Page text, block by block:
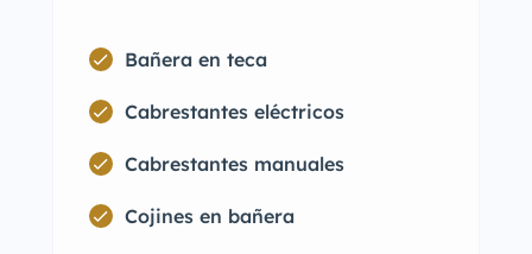
Bañera en teca
Cabrestantes eléctricos
Cabrestantes manuales
Cojines en bañera